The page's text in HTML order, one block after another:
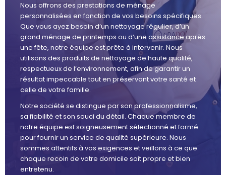
Nous offrons des prestations de ménage
personnalisées en fonction de vos besoins spécifiques.
Que vous ayez besoin d’un nettoyage régulier, d’un
grand ménage de printemps ou d’une assistance après
une fête, notre équipe est prête à intervenir. Nous
utilisons des produits de nettoyage de haute qualité,
respectueux de l’environnement, afin de garantir un
résultat impeccable tout en préservant votre santé et
celle de votre famille.
Notre société se distingue par son professionnalisme,
sa fiabilité et son souci du détail. Chaque membre de
notre équipe est soigneusement sélectionné et formé
pour fournir un service de qualité supérieure. Nous
sommes attentifs à vos exigences et veillons à ce que
chaque recoin de votre domicile soit propre et bien
entretenu.